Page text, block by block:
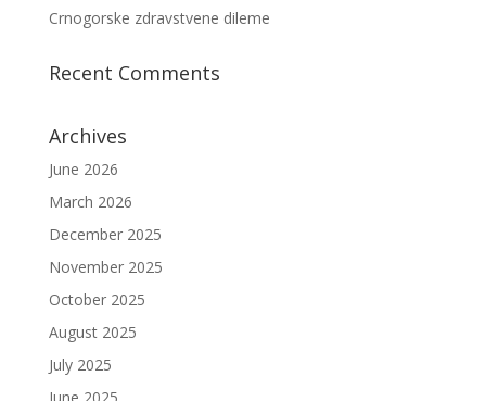
Crnogorske zdravstvene dileme
Recent Comments
Archives
June 2026
March 2026
December 2025
November 2025
October 2025
August 2025
July 2025